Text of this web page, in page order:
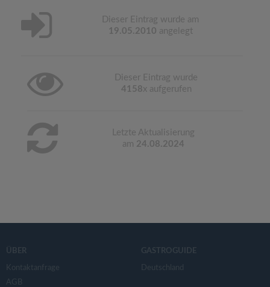
Dieser Eintrag wurde am
19.05.2010 angelegt
Dieser Eintrag wurde
4158x aufgerufen
Letzte Aktualisierung
am 24.08.2024
ÜBER
Kontaktanfrage
AGB
GASTROGUIDE
Deutschland